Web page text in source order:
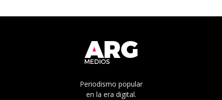
Periodismo popular
en la era digital.